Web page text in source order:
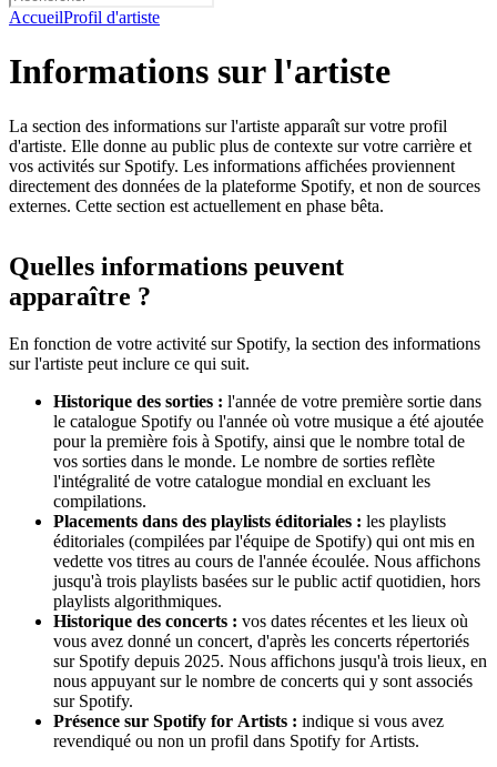
AccueilProfil d'artiste
Informations sur l'artiste
La section des informations sur l'artiste apparaît sur votre profil
d'artiste. Elle donne au public plus de contexte sur votre carrière et
vos activités sur Spotify. Les informations affichées proviennent
directement des données de la plateforme Spotify, et non de sources
externes. Cette section est actuellement en phase bêta.
Quelles informations peuvent
apparaître ?
En fonction de votre activité sur Spotify, la section des informations
sur l'artiste peut inclure ce qui suit.
Historique des sorties : l'année de votre première sortie dans
le catalogue Spotify ou l'année où votre musique a été ajoutée
pour la première fois à Spotify, ainsi que le nombre total de
vos sorties dans le monde. Le nombre de sorties reflète
l'intégralité de votre catalogue mondial en excluant les
compilations.
Placements dans des playlists éditoriales : les playlists
éditoriales (compilées par l'équipe de Spotify) qui ont mis en
vedette vos titres au cours de l'année écoulée. Nous affichons
jusqu'à trois playlists basées sur le public actif quotidien, hors
playlists algorithmiques.
Historique des concerts : vos dates récentes et les lieux où
vous avez donné un concert, d'après les concerts répertoriés
sur Spotify depuis 2025. Nous affichons jusqu'à trois lieux, en
nous appuyant sur le nombre de concerts qui y sont associés
sur Spotify.
Présence sur Spotify for Artists : indique si vous avez
revendiqué ou non un profil dans Spotify for Artists.